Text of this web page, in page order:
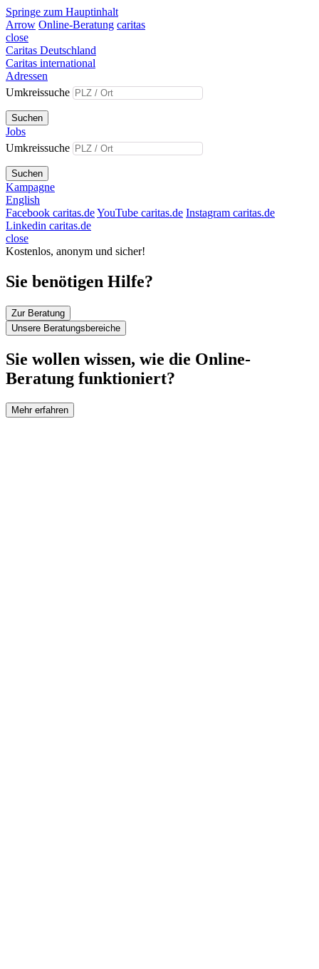
Springe zum Hauptinhalt
Arrow Online-Beratung caritas
close
Caritas Deutschland
Caritas international
Adressen
Umkreissuche
Suchen
Jobs
Umkreissuche
Suchen
Kampagne
English
Facebook caritas.deYouTube caritas.de Instagram caritas.de
Linkedin caritas.de
close
Kostenlos, anonym und sicher!
Sie benötigen Hilfe?
Zur Beratung
Unsere Beratungsbereiche
Sie wollen wissen, wie die Online-
Beratung funktioniert?
Mehr erfahren